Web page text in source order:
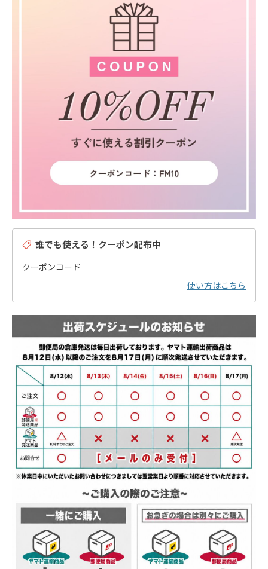
誰でも使える！クーポン配布中
クーポンコード
使い方はこちら